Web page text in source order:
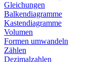
Gleichungen
Balkendiagramme
Kastendiagramme
Volumen
Formen umwandeln
Zählen
Dezimalzahlen